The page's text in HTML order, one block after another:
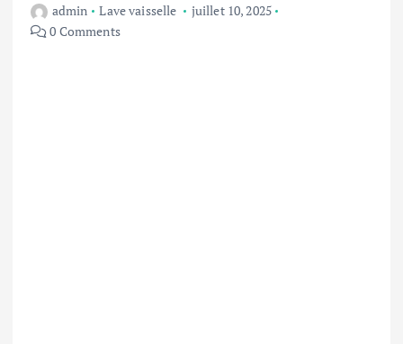
admin Lave vaisselle
juillet 10, 2025
0 Comments